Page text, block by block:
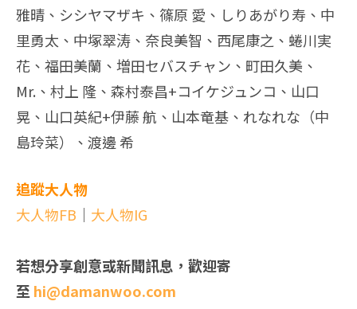
雅晴、シシヤマザキ、篠原 愛、しりあがり寿、中
里勇太、中塚翠涛、奈良美智、西尾康之、蜷川実
花、福田美蘭、増田セバスチャン、町田久美、
Mr.、村上 隆、森村泰昌+コイケジュンコ、山口
晃、山口英紀+伊藤 航、山本竜基、れなれな（中
島玲菜）、渡邊 希
追蹤大人物
大人物FB ｜ 大人物IG
若想分享創意或新聞訊息，歡迎寄
至 hi@damanwoo.com